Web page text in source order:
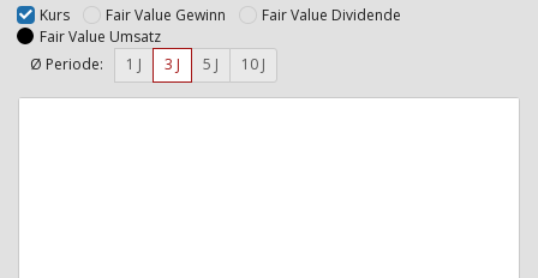
Kurs Fair Value Gewinn
Fair Value Dividende
Fair Value Umsatz
Ø Periode:
1 J 3 J 5 J 10 J